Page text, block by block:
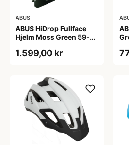
ABUS
ABUS HiDrop Fullface
Hjelm Moss Green 59-
1.599,00 kr